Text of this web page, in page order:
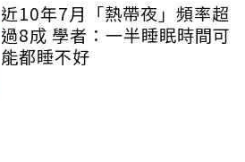
近10年7月「熱帶夜」頻率超
過8成 學者：一半睡眠時間可
能都睡不好